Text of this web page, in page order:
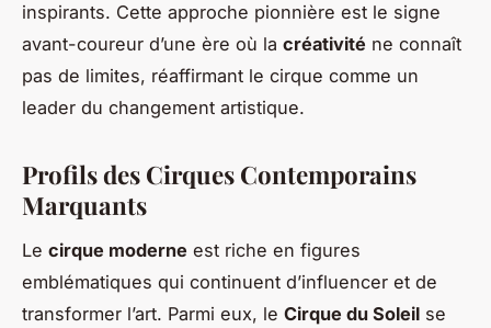
inspirants. Cette approche pionnière est le signe
avant-coureur d’une ère où la créativité ne connaît
pas de limites, réaffirmant le cirque comme un
leader du changement artistique.
Profils des Cirques Contemporains
Marquants
Le cirque moderne est riche en figures
emblématiques qui continuent d’influencer et de
transformer l’art. Parmi eux, le Cirque du Soleil se